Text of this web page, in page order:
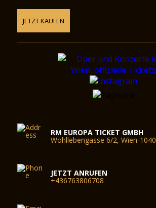
JETZT KAUFEN
RM EUROPA TICKET GMBH
Wohllebengasse 6/2, Wien-1040
JETZT ANRUFEN
+436763806708